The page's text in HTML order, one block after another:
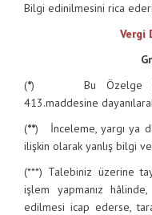
Bilgi edinilmesini rica
Vergi
(*) Bu Özelge
413.maddesine
(**) İnceleme, yargı ya
ilişkin olarak yanlış bilgi
(***) Talebiniz üzerine
işlem yapmanız
edilmesi icap ederse,